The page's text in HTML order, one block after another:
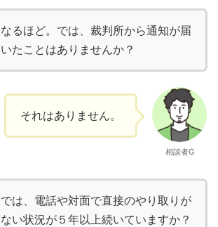
なるほど。では、裁判所から通知が届
いたことはありませんか？
それはありません。
相談者G
では、電話や対面で直接のやり取りが
ない状況が５年以上続いていますか？